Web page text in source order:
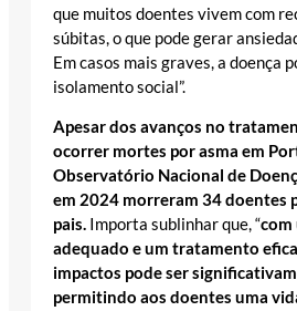
que muitos doentes vivem com
súbitas, o que pode gerar
Em casos mais graves, a doença
isolamento social”.
Apesar dos avanços no
ocorrer mortes por asma em
Observatório Nacional de
em 2024 morreram 34 doentes
pais. Importa sublinhar que, “com
adequado e um tratamento
impactos pode ser
permitindo aos doentes uma